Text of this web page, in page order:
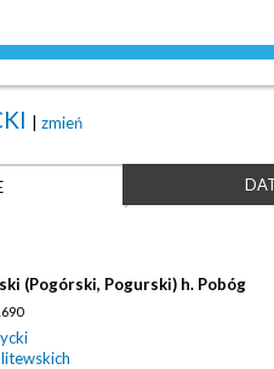
| zmień
(Pogórski, Pogurski) h. Pobóg